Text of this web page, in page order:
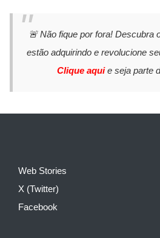
🚨 Não fique por fora! Descubra
estão adquirindo e revolucione
Clique aquie seja parte
Web Stories
X (Twitter)
Facebook